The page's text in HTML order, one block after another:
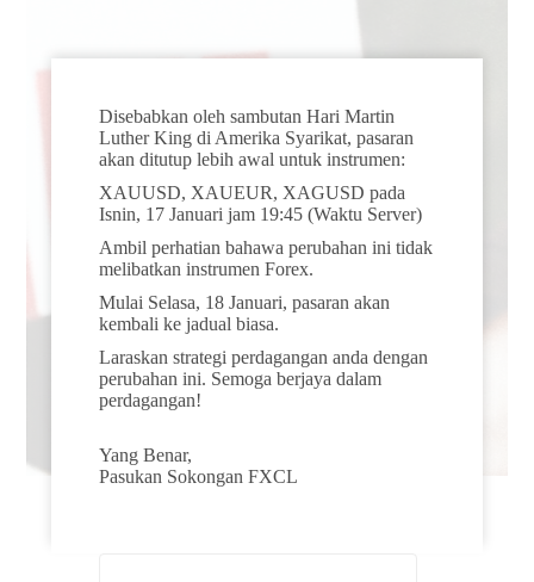
Disebabkan oleh sambutan Hari Martin
Luther King di Amerika Syarikat, pasaran
akan ditutup lebih awal untuk instrumen:
XAUUSD, XAUEUR, XAGUSD pada
Isnin, 17 Januari jam 19:45 (Waktu Server)
Ambil perhatian bahawa perubahan ini tidak
melibatkan instrumen Forex.
Mulai Selasa, 18 Januari, pasaran akan
kembali ke jadual biasa.
Laraskan strategi perdagangan anda dengan
perubahan ini. Semoga berjaya dalam
perdagangan!
Yang Benar,
Pasukan Sokongan FXCL